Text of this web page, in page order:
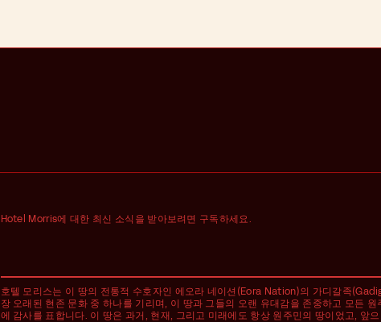
Hotel Morris에 대한 최신 소식을 받아보려면 구독하세요.
호텔 모리스는 이 땅의 전통적 수호자인 에오라 네이션(Eora Nation)의 가디갈족
장 오래된 현존 문화 중 하나를 기리며, 이 땅과 그들의 오랜 유대감을 존중하고 모든
에 감사를 표합니다. 이 땅은 과거, 현재, 그리고 미래에도 항상 원주민의 땅이었고, 앞